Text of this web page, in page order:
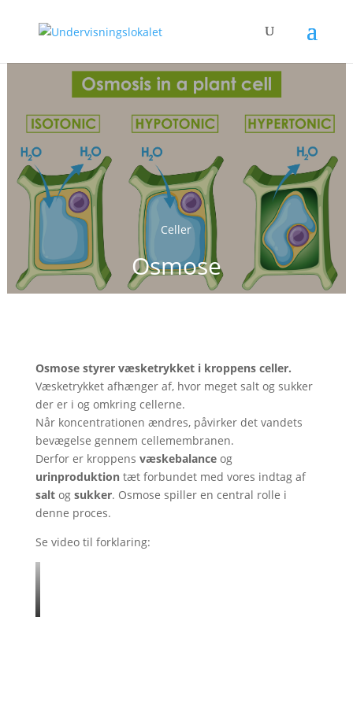
Celler
Osmose
Osmose styrer væsketrykket i kroppens celler.
Væsketrykket afhænger af, hvor meget salt og sukker
der er i og omkring cellerne.
Når koncentrationen ændres, påvirker det vandets
bevægelse gennem cellemembranen.
Derfor er kroppens væskebalanceog
urinproduktiontæt forbundet med vores indtag af
saltog sukker. Osmose spiller en central rolle i
denne proces.
Se video til forklaring: